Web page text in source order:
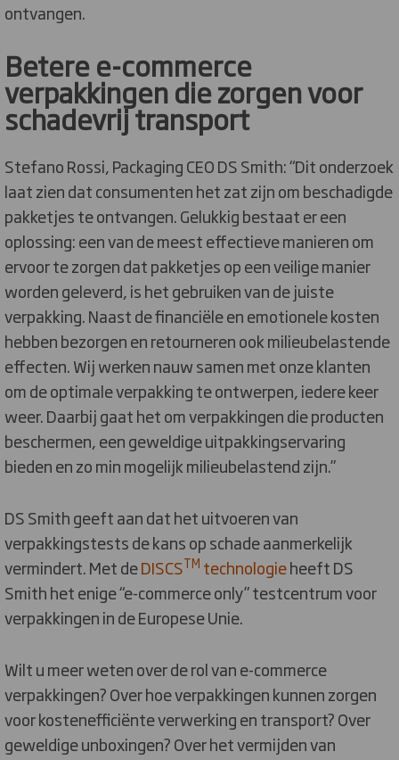
ontvangen.
Betere e-commerce
verpakkingen die zorgen voor
schadevrij transport
Stefano Rossi, Packaging CEO DS Smith: “Dit onderzoek
laat zien dat consumenten het zat zijn om beschadigde
pakketjes te ontvangen. Gelukkig bestaat er een
oplossing: een van de meest effectieve manieren om
ervoor te zorgen dat pakketjes op een veilige manier
worden geleverd, is het gebruiken van de juiste
verpakking. Naast de financiële en emotionele kosten
hebben bezorgen en retourneren ook milieubelastende
effecten. Wij werken nauw samen met onze klanten
om de optimale verpakking te ontwerpen, iedere keer
weer. Daarbij gaat het om verpakkingen die producten
beschermen, een geweldige uitpakkingservaring
bieden en zo min mogelijk milieubelastend zijn.”
DS Smith geeft aan dat het uitvoeren van
verpakkingstests de kans op schade aanmerkelijk
vermindert. Met deDISCSTM technologieheeft DS
Smith het enige “e-commerce only” testcentrum voor
verpakkingen in de Europese Unie.
Wilt u meer weten over de rol van e-commerce
verpakkingen? Over hoe verpakkingen kunnen zorgen
voor kostenefficiënte verwerking en transport? Over
geweldige unboxingen? Over het vermijden van